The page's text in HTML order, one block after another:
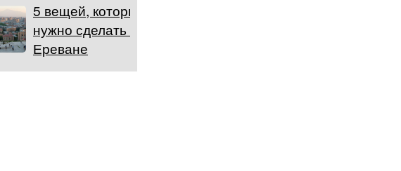
5 вещей, которые
нужно сделать в
Ереване